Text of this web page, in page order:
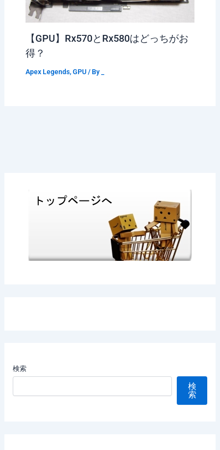
【GPU】Rx570とRx580はどっちがお
得？
Apex Legends,GPU/ By
検索
検
索